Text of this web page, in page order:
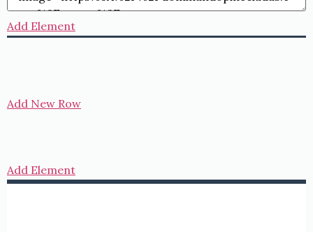
Add Element
Add New Row
Add Element